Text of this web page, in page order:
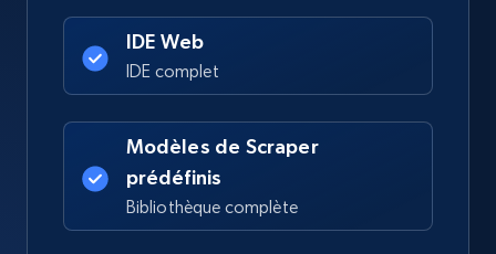
IDE Web
IDE complet
Modèles de Scraper
prédéfinis
Bibliothèque complète